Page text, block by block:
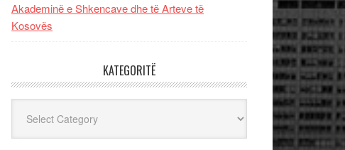
Akademinë e Shkencave dhe të Arteve të
Kosovës
KATEGORITË